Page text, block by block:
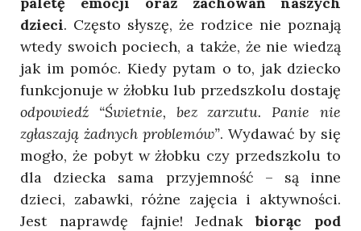
dzieci. Często słyszę, że rodzice nie poznają
wtedy swoich pociech, a także, że nie wiedzą
jak im pomóc. Kiedy pytam o to, jak dziecko
funkcjonuje w żłobku lub przedszkolu dostaję
odpowiedź “Świetnie, bez zarzutu. Panie nie
zgłaszają żadnych problemów”. Wydawać by się
mogło, że pobyt w żłobku czy przedszkolu to
dla dziecka sama przyjemność – są inne
dzieci, zabawki, różne zajęcia i aktywności.
Jest naprawdę fajnie! Jednakbiorąc pod